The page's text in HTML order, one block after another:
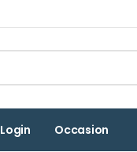
Login Occasion